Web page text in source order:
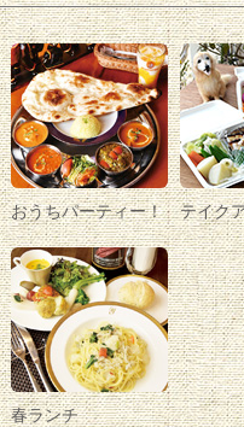
おうちパーティー！ テイク
春ランチ